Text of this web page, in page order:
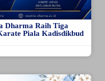
Dharma Raih Tiga
Piala Kadisdikbud